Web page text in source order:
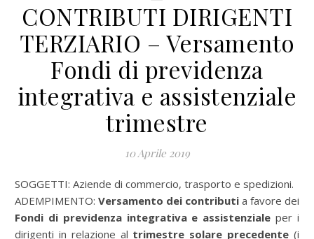
CONTRIBUTI DIRIGENTI
TERZIARIO – Versamento
Fondi di previdenza
integrativa e assistenziale
trimestre
10 Aprile 2019
SOGGETTI: Aziende di commercio, trasporto e spedizioni.
ADEMPIMENTO: Versamento dei contributi a favore dei
Fondi di previdenza integrativa e assistenzialeper i
dirigenti in relazione al trimestre solare precedente (i